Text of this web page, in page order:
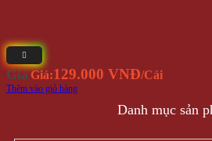
TRANG SỨC
Nhẫn
Lắc tay
Mặt Dây Chuyền